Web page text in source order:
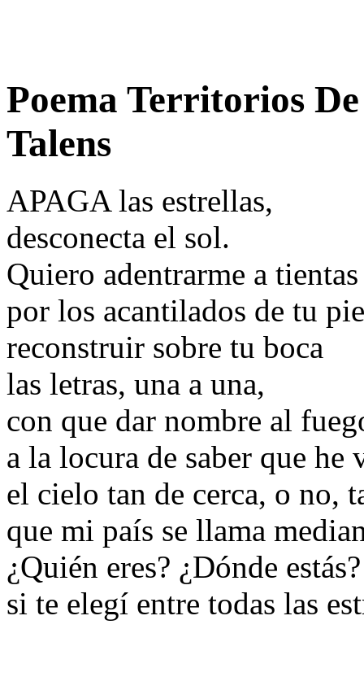
Poema Territorios
Talens
APAGA las estrellas,
desconecta el sol.
Quiero adentrarme a tientas
por los acantilados de tu
reconstruir sobre tu boca
las letras, una a una,
con que dar nombre al
a la locura de saber que he
el cielo tan de cerca, o no,
que mi país se llama
¿Quién eres? ¿Dónde
si te elegí entre todas las